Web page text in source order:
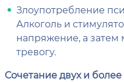
Злоупотребление
Алкоголь и
напряжение, а затем
тревогу.
Сочетание двух и